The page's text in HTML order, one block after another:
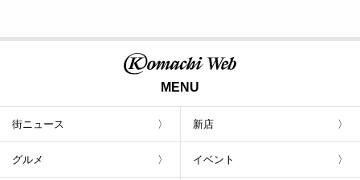
MENU
街ニュース 新店
グルメ イベント